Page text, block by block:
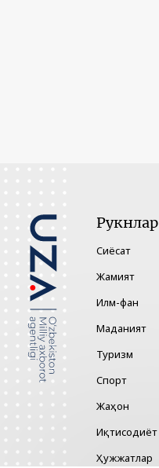
Рукнлар
Сиёсат
Жамият
Илм-фан
Маданият
Туризм
Спорт
Жаҳон
Иқтисодиёт
Ҳужжатлар